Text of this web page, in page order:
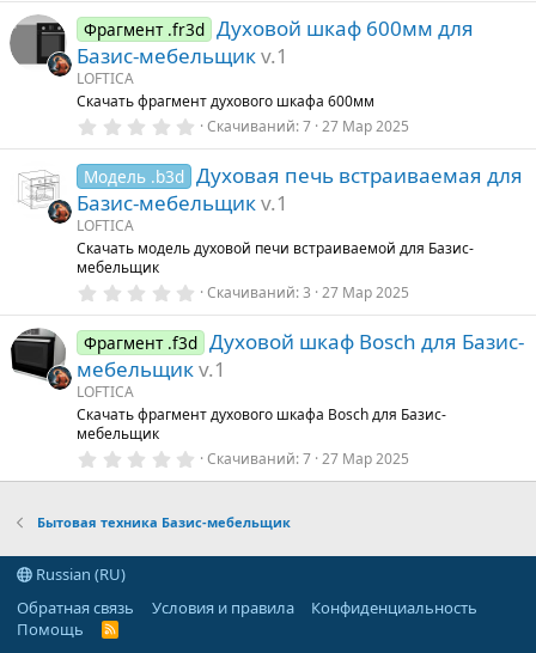
0
з
в
з
д
Фрагмент .fr3d Духовой шкаф 600мм для
Базис-мебельщикv.1
LOFTICA
Скачать фрагмент духового шкафа 600мм
0
0
з
в
з
д
Скачиваний 7 27 Мар 2025
Модель .b3d Духовая печь встраиваемая для
Базис-мебельщикv.1
LOFTICA
Скачать модель духовой печи встраиваемой для Базис-
мебельщик
0
0
з
в
з
д
Скачиваний 3 27 Мар 2025
Фрагмент .f3d Духовой шкаф Bosch для Базис-
мебельщикv.1
LOFTICA
Скачать фрагмент духового шкафа Bosch для Базис-
мебельщик
0
з
ё
Скачиваний 7 27 Мар 2025
Бытовая техника Базис-мебельщик
Russian (RU)
Обратная связь
Условия и правила
Конфиденциальность
Помощь
R